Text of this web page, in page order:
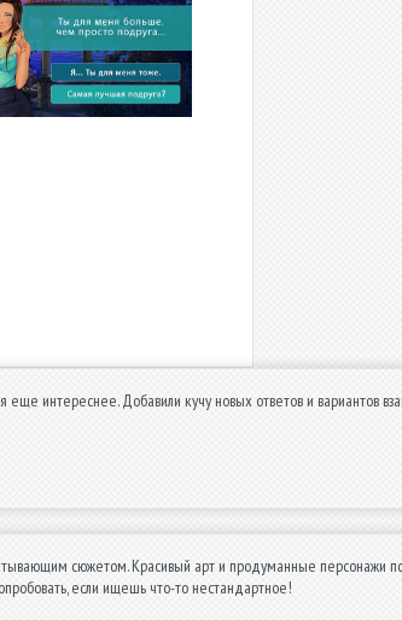
интереснее. Добавили кучу новых ответов и вариантов
сюжетом. Красивый арт и продуманные персонажи
если ищешь что-то нестандартное!